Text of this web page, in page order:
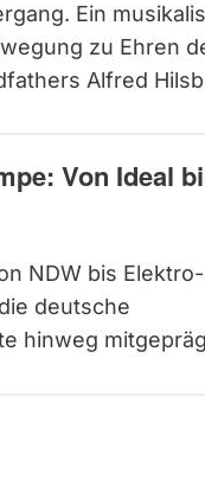
Ein
zu Ehren
Alfred
Von Ideal
NDW bis
deutsche
hinweg